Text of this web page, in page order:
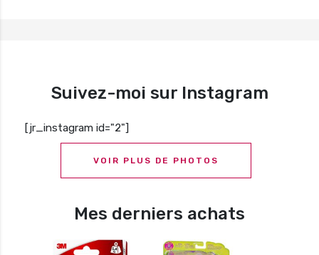
Suivez-moi sur Instagram
[jr_instagram id="2"]
VOIR PLUS DE PHOTOS
Mes derniers achats